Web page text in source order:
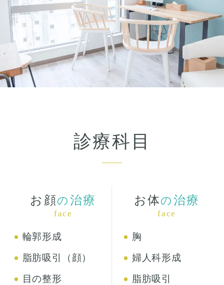
診療科目
お顔の 治療
face
輪郭形成
脂肪吸引（顔）
目の整形
お体の 治療
face
胸
婦人科形成
脂肪吸引